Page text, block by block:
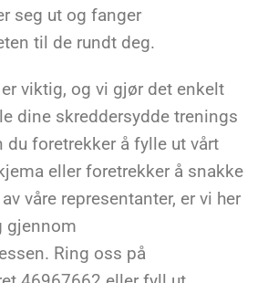
seg ut og fanger
til de rundt deg.
viktig, og vi gjør det enkelt
dine skreddersydde trenings
du foretrekker å fylle ut vårt
eller foretrekker å snakke
våre representanter, er vi her
gjennom
Ring oss på